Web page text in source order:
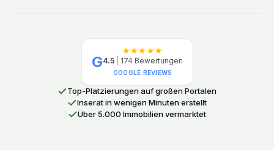
G
★★★★★
4.5 174 Bewertungen
GOOGLE REVIEWS
Top-Platzierungen auf großen Portalen
Inserat in wenigen Minuten erstellt
Über 5.000 Immobilien vermarktet